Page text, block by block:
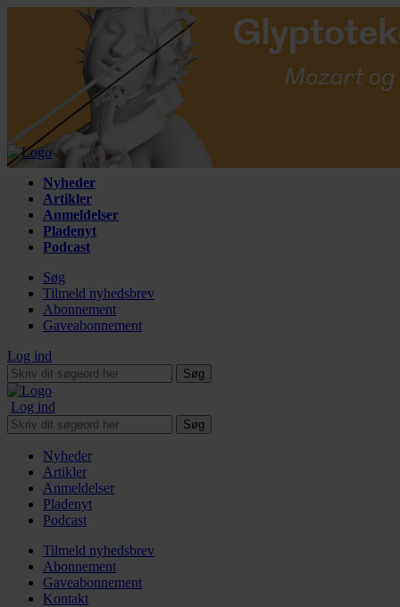
Nyheder
Artikler
Anmeldelser
Pladenyt
Podcast
Søg
Tilmeld nyhedsbrev
Abonnement
Gaveabonnement
Log ind
Søg
Log ind
Søg
Nyheder
Artikler
Anmeldelser
Pladenyt
Podcast
Tilmeld nyhedsbrev
Abonnement
Gaveabonnement
Kontakt